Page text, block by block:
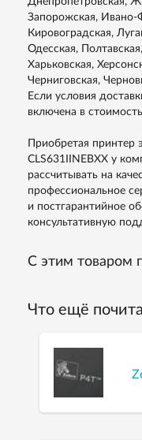
Запорожская, Ивано-
Кировоградская,
Одесская,
Харьковская,
Черниговская,
Если условия
включена в
Приобретая принтер
CLS631IINEBXX у
рассчитывать на
профессиональное
и постгарантийное
консультативную
С этим товаром
Что ещё